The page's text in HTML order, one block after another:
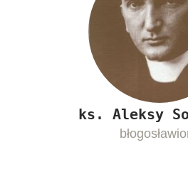
ks. Aleksy